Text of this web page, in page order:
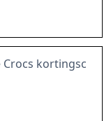
Crocs kortingsc